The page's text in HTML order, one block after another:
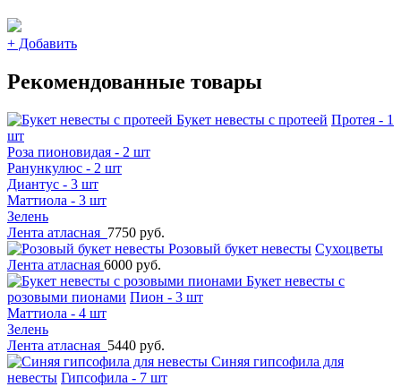
+ Добавить
Рекомендованные товары
Букет невесты с протеей Протея - 1
шт
Роза пионовидая - 2 шт
Ранункулюс - 2 шт
Диантус - 3 шт
Маттиола - 3 шт
Зелень
Лента атласная 7750 руб.
Розовый букет невесты Сухоцветы
Лента атласная 6000 руб.
Букет невесты с
розовыми пионами Пион - 3 шт
Маттиола - 4 шт
Зелень
Лента атласная 5440 руб.
Синяя гипсофила для
невесты Гипсофила - 7 шт